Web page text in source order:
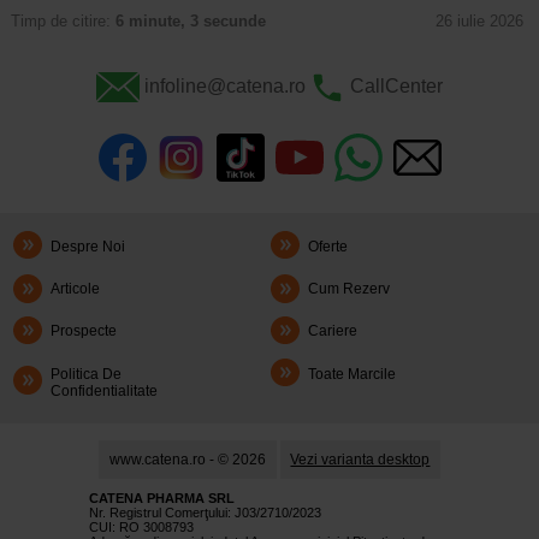
Timp de citire: 6 minute, 3 secunde 26 iulie 2026
infoline@catena.ro CallCenter
Despre Noi Oferte
Articole Cum Rezerv
Prospecte Cariere
Politica De
Confidentialitate
Toate Marcile
www.catena.ro - © 2026 Vezi varianta desktop
CATENA PHARMA SRL
Nr. Registrul Comerţului: J03/2710/2023
CUI: RO 3008793